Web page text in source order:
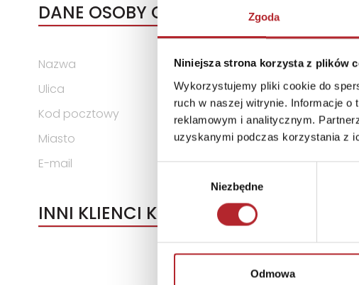
Zgoda
Niniejsza strona korzysta z plików
Wykorzystujemy pliki cookie do
ruch w naszej witrynie. Informacje o
reklamowym i analitycznym.
uzyskanymi podczas korzystania z
Niezbędne
Odmowa
DANE OSOBY ODPOWIEDZIALNEJ
Nazwa
TREFL S.A.
Ulica
ul. Kontenerowa 25
Kod pocztowy
81-155
Miasto
Gdynia
E-mail
trefl@trefl.com
INNI KLIENCI KUPOWALI